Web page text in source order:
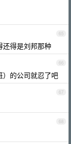
65
还得是刘邦那种
66
）的公司就忍了吧
67
68